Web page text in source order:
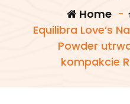
Home-
Equilibra Love’s
Powder
kompakcie